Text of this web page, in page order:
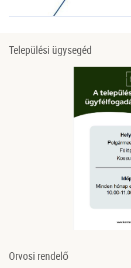
Települési ügysegéd
Orvosi rendelő